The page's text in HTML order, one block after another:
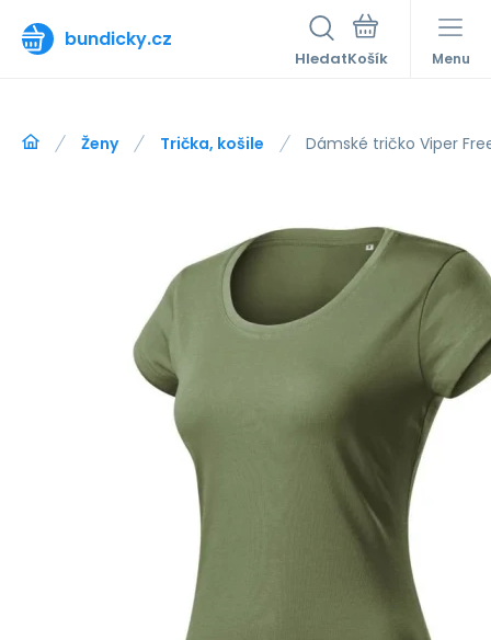
bundicky.cz
Hledat Menu
Ženy Trička, košile Dámské tričko Viper